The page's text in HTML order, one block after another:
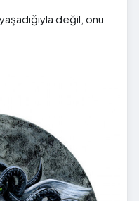
değil, onu